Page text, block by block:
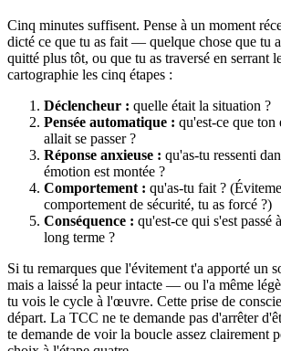
Cinq minutes suffisent. Pense à un moment
dicté ce que tu as fait — quelque chose que tu
quitté plus tôt, ou que tu as traversé en serrant
cartographie les cinq étapes :
Déclencheur : quelle était la situation ?
Pensée automatique : qu'est-ce que
allait se passer ?
Réponse anxieuse : qu'as-tu ressenti
émotion est montée ?
Comportement : qu'as-tu fait ?
comportement de sécurité, tu as forcé ?)
Conséquence : qu'est-ce qui s'est passé
long terme ?
Si tu remarques que l'évitement t'a apporté un
mais a laissé la peur intacte — ou l'a même
tu vois le cycle à l'œuvre. Cette prise de
départ. La TCC ne te demande pas d'arrêter
te demande de voir la boucle assez clairement